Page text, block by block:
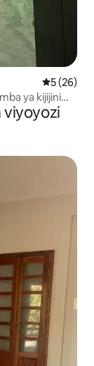
Ukadiriaji
5 (26)
ya kijijini
viyoyozi